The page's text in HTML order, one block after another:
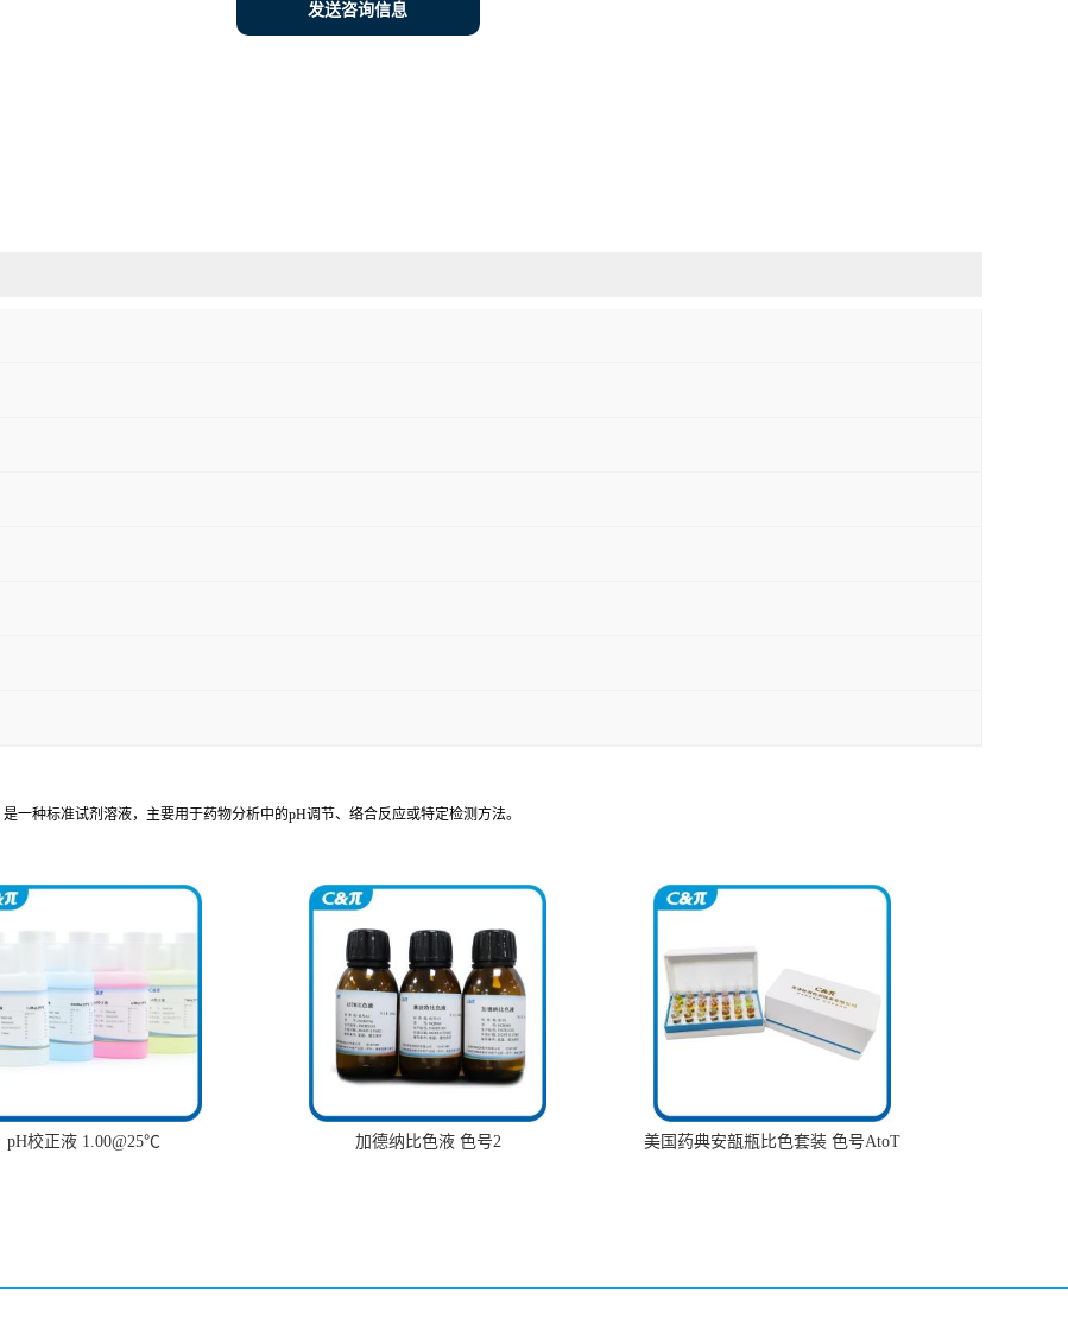
发送咨询信息
是一种标准试剂溶液，主要用于药物分析中的pH调节、络合反应或特定检测方法。
pH校正液 1.00@25℃ 加德纳比色液 色号2 美国药典安瓿瓶比色套装 色号AtoT